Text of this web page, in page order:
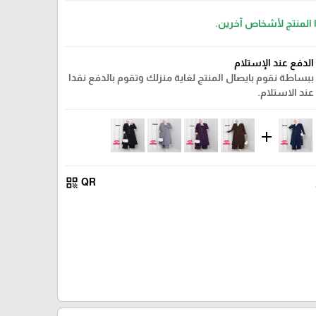
المنتج لأشخاص آخرين.
الدفع عند الإستلام
ببساطة نقوم بايصال المنتج لغاية منزلك وتقوم بالدفع نقدا
عند الاستلام.
add
QR
qr_code